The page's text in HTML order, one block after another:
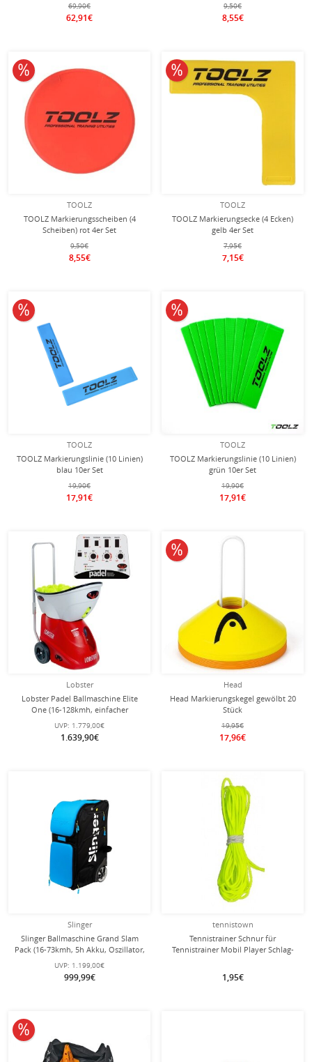
69,90€
62,91€
9,50€
8,55€
TOOLZ
TOOLZ Markierungsscheiben (4
Scheiben) rot 4er Set
9,50€
8,55€
10% reduziert
TOOLZ
TOOLZ Markierungsecke (4 Ecken)
gelb 4er Set
7,95€
7,15€
10% reduziert
TOOLZ
TOOLZ Markierungslinie (10 Linien)
blau 10er Set
19,90€
17,91€
10% reduziert
TOOLZ
TOOLZ Markierungslinie (10 Linien)
grün 10er Set
19,90€
17,91€
10% reduziert
Lobster
Lobster Padel Ballmaschine Elite
One (16-128kmh, einfacher
UVP: 1.779,00€
1.639,90€
Head
Head Markierungskegel gewölbt 20
Stück
19,95€
17,96€
10% reduziert
Slinger
Slinger Ballmaschine Grand Slam
Pack (16-73kmh, 5h Akku, Oszillator,
UVP: 1.199,00€
999,99€
tennistown
Tennistrainer Schnur für
Tennistrainer Mobil Player Schlag-
1,95€
10% reduziert